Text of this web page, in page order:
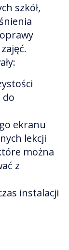
szkół,
do
ekranu
lekcji
można
z
instalacji